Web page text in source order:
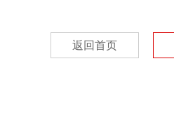
返回首页